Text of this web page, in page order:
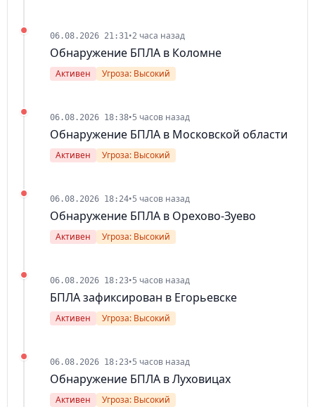
06.08.2026 21:31•2 часа назад
Обнаружение БПЛА в Коломне
Активен Угроза: Высокий
06.08.2026 18:38•5 часов назад
Обнаружение БПЛА в Московской области
Активен Угроза: Высокий
06.08.2026 18:24•5 часов назад
Обнаружение БПЛА в Орехово-Зуево
Активен Угроза: Высокий
06.08.2026 18:23•5 часов назад
БПЛА зафиксирован в Егорьевске
Активен Угроза: Высокий
06.08.2026 18:23•5 часов назад
Обнаружение БПЛА в Луховицах
Активен Угроза: Высокий